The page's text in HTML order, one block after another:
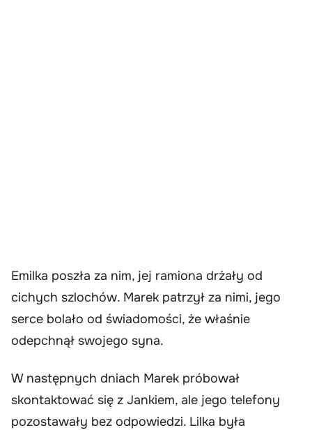
Emilka poszła za nim, jej ramiona drżały od
cichych szlochów. Marek patrzył za nimi, jego
serce bolało od świadomości, że właśnie
odepchnął swojego syna.
W następnych dniach Marek próbował
skontaktować się z Jankiem, ale jego telefony
pozostawały bez odpowiedzi. Lilka była